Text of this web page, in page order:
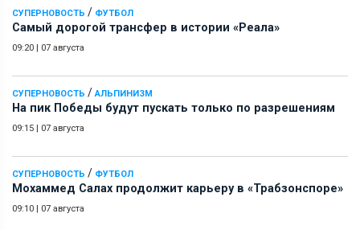
СУПЕРНОВОСТЬ / ФУТБОЛ
Самый дорогой трансфер в истории «Реала»
09:20 | 07 августа
СУПЕРНОВОСТЬ / АЛЬПИНИЗМ
На пик Победы будут пускать только по разрешениям
09:15 | 07 августа
СУПЕРНОВОСТЬ / ФУТБОЛ
Мохаммед Салах продолжит карьеру в «Трабзонспоре»
09:10 | 07 августа